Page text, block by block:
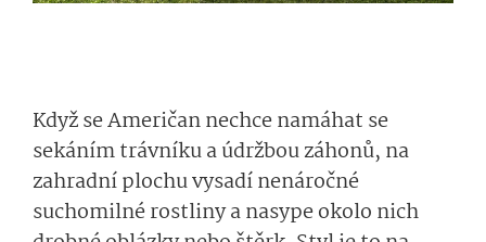
Když se Američan nechce namáhat se
sekáním trávníku a údržbou záhonů, na
zahradní plochu vysadí nenáročné
suchomilné rostliny a nasype okolo nich